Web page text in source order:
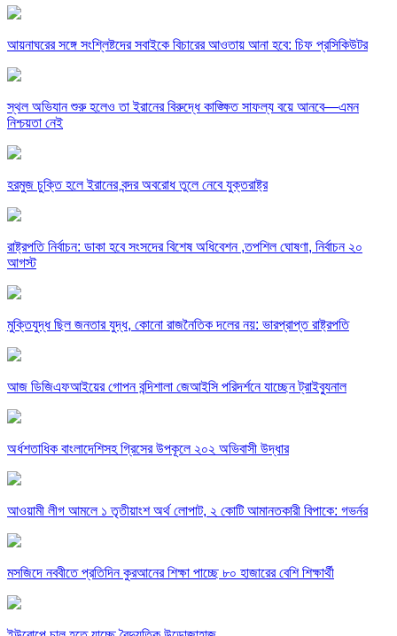
আয়নাঘরের সঙ্গে সংশ্লিষ্টদের সবাইকে বিচারের আওতায় আনা হবে: চিফ প্রসিকিউটর
স্থল অভিযান শুরু হলেও তা ইরানের বিরুদ্ধে কাঙ্ক্ষিত সাফল্য বয়ে আনবে—এমন
নিশ্চয়তা নেই
হরমুজ চুক্তি হলে ইরানের বন্দর অবরোধ তুলে নেবে যুক্তরাষ্ট্র
রাষ্ট্রপতি নির্বাচন: ডাকা হবে সংসদের বিশেষ অধিবেশন ,তপশিল ঘোষণা, নির্বাচন ২০
আগস্ট
মুক্তিযুদ্ধ ছিল জনতার যুদ্ধ, কোনো রাজনৈতিক দলের নয়: ভারপ্রাপ্ত রাষ্ট্রপতি
আজ ডিজিএফআইয়ের গোপন বন্দিশালা জেআইসি পরিদর্শনে যাচ্ছেন ট্রাইব্যুনাল
অর্ধশতাধিক বাংলাদেশিসহ গ্রিসের উপকূলে ২০২ অভিবাসী উদ্ধার
আওয়ামী লীগ আমলে ১ তৃতীয়াংশ অর্থ লোপাট, ২ কোটি আমানতকারী বিপাকে: গভর্নর
মসজিদে নববীতে প্রতিদিন কুরআনের শিক্ষা পাচ্ছে ৮০ হাজারের বেশি শিক্ষার্থী